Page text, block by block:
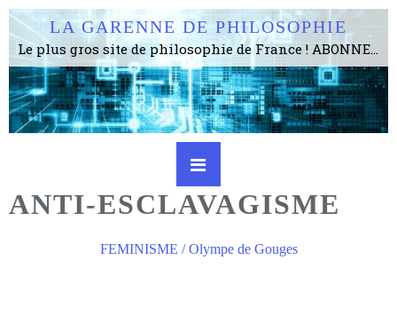
LA GARENNE DE PHILOSOPHIE
Le plus gros site de philosophie de France ! ABONNEZ-VOUS ! 4115 Articles, 1634 abonné·e·s, depuis 2006 . . . . . . . . 2 852 214 pages vues jusqu'à présent. Prestance et être apte à un plus grand nombre de choses.
ANTI-ESCLAVAGISME
FEMINISME / Olympe de Gouges